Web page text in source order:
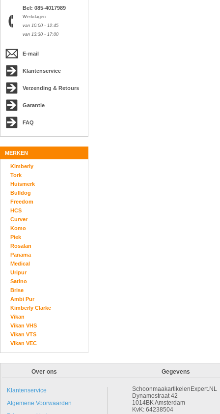
Bel: 085-4017989
Werkdagen
van 10:00 - 12:45
van 13:30 - 17:00
E-mail
Klantenservice
Verzending & Retours
Garantie
FAQ
MERKEN
Kimberly
Tork
Huismerk
Bulldog
Freedom
HCS
Curver
Komo
Piek
Rosalan
Panama
Medical
Uripur
Satino
Brise
Ambi Pur
Kimberly Clarke
Vikan
Vikan VHS
Vikan VTS
Vikan VEC
Over ons Gegevens
Klantenservice
Algemene Voorwaarden
SchoonmaakartikelenExpert.NL
Dynamostraat 42
1014BK Amsterdam
KvK: 64238504